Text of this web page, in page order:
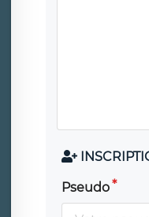
Pseudo